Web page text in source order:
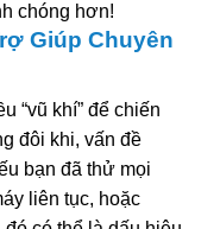
chóng hơn!
Giúp Chuyên
“vũ khí” để chiến
đôi khi, vấn đề
bạn đã thử mọi
liên tục, hoặc